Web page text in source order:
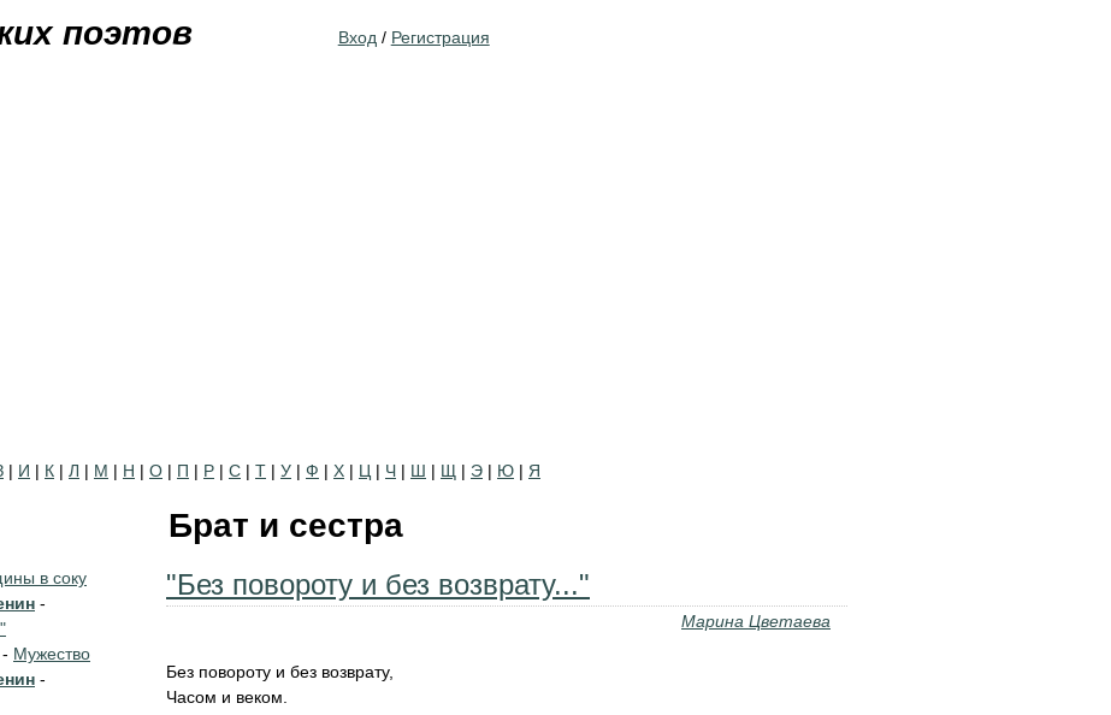
поэтов Вход / Регистрация
| И | К | Л | М | Н | О | П | Р | С | Т | У | Ф | Х | Ц | Ч | Ш | Щ | Э | Ю | Я
Брат и сестра
"Без повороту и без возврату..."
Марина Цветаева
Без повороту и без возврату,
Часом и веком.
в соку
-
- Мужество
-